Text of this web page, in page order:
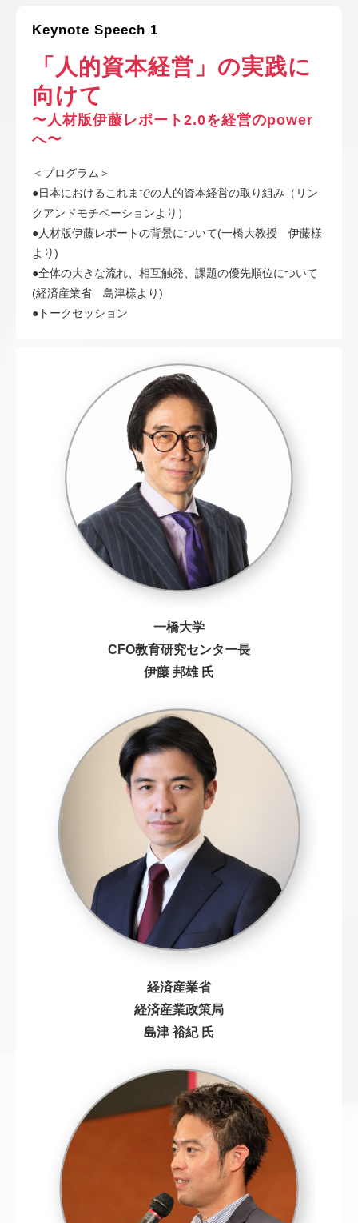
Keynote Speech 1
「人的資本経営」の実践に
向けて
〜人材版伊藤レポート2.0を経営のpower
へ〜
＜プログラム＞
●日本におけるこれまでの人的資本経営の取り組み（リン
クアンドモチベーションより）
●人材版伊藤レポートの背景について(一橋大教授 伊藤様
より)
●全体の大きな流れ、相互触発、課題の優先順位について
(経済産業省 島津様より)
●トークセッション
一橋大学
CFO教育研究センター長
伊藤 邦雄 氏
経済産業省
経済産業政策局
島津 裕紀 氏